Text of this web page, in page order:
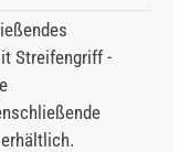
Streifengriff -